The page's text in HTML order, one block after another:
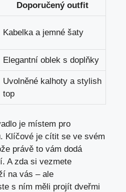
Doporučený outfit
Kabelka a ⁣jemné šaty
Elegantní oblek s⁤ doplňky
Uvolněné kalhoty a‌ stylish
top
je místem pro
Klíčové je cítit se ve svém
‍právě to⁤ vám ​dodá
A zda si vezmete
na⁣ vás – ale
s ním měli projít dveřmi